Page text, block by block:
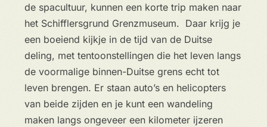
de spacultuur, kunnen een korte trip maken naar
het Schifflersgrund Grenzmuseum. Daar krijg je
een boeiend kijkje in de tijd van de Duitse
deling, met tentoonstellingen die het leven langs
de voormalige binnen-Duitse grens echt tot
leven brengen. Er staan auto’s en helicopters
van beide zijden en je kunt een wandeling
maken langs ongeveer een kilometer ijzeren